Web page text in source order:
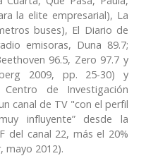
la elite empresarial), La
buses), El Diario de
emisoras, Duna 89.7;
96.5, Zero 97.7 y
2009, pp. 25-30) y
de Investigación
canal de TV "con el perfil
influyente” desde la
del canal 22, más el 20%
mayo 2012).